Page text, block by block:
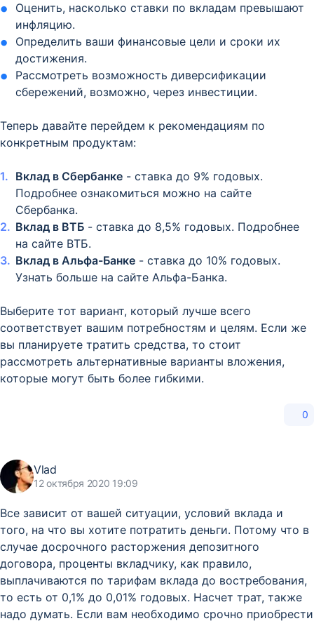
Оценить, насколько ставки по вкладам превышают
инфляцию.
Определить ваши финансовые цели и сроки их
достижения.
Рассмотреть возможность диверсификации
сбережений, возможно, через инвестиции.
Теперь давайте перейдем к рекомендациям по
конкретным продуктам:
Вклад в Сбербанке - ставка до 9% годовых.
Подробнее ознакомиться можно на сайте
Сбербанка.
Вклад в ВТБ - ставка до 8,5% годовых. Подробнее
на сайте ВТБ.
Вклад в Альфа-Банке - ставка до 10% годовых.
Узнать больше на сайте Альфа-Банка.
Выберите тот вариант, который лучше всего
соответствует вашим потребностям и целям. Если же
вы планируете тратить средства, то стоит
рассмотреть альтернативные варианты вложения,
которые могут быть более гибкими.
0
Vlad
12 октября 2020 19:09
Все зависит от вашей ситуации, условий вклада и
того, на что вы хотите потратить деньги. Потому что в
случае досрочного расторжения депозитного
договора, проценты вкладчику, как правило,
выплачиваются по тарифам вклада до востребования,
то есть от 0,1% до 0,01% годовых. Насчет трат, также
надо думать. Если вам необходимо срочно приобрести